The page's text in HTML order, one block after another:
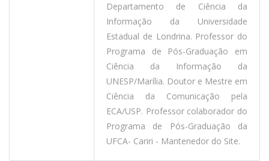
Departamento de Ciência da
Informação da Universidade
Estadual de Londrina. Professor do
Programa de Pós-Graduação em
Ciência da Informação da
UNESP/Marília. Doutor e Mestre em
Ciência da Comunicação pela
ECA/USP. Professor colaborador do
Programa de Pós-Graduação da
UFCA- Cariri - Mantenedor do Site.